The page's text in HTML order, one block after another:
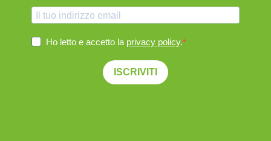
Ho letto e accetto la privacy policy.
ISCRIVITI